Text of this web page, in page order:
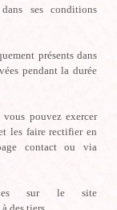
ses conditions
présents dans
pendant la durée
pouvez exercer
les faire rectifier en
contact ou via
sur le site
des tiers.